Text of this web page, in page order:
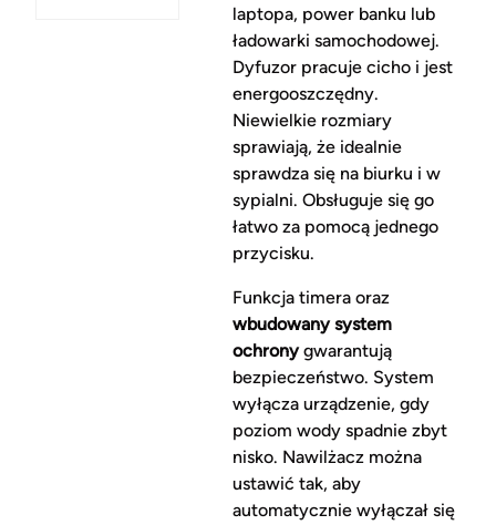
laptopa, power banku lub
ładowarki samochodowej.
Dyfuzor pracuje cicho i jest
energooszczędny.
Niewielkie rozmiary
sprawiają, że idealnie
sprawdza się na biurku i w
sypialni. Obsługuje się go
łatwo za pomocą jednego
przycisku.
Funkcja timera oraz
wbudowany system
ochronygwarantują
bezpieczeństwo. System
wyłącza urządzenie, gdy
poziom wody spadnie zbyt
nisko. Nawilżacz można
ustawić tak, aby
automatycznie wyłączał się